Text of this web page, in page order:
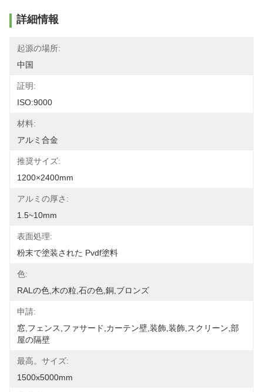
詳細情報
起源の場所:
中国
証明:
ISO:9000
材料:
アルミ合金
推奨サイズ:
1200×2400mm
アルミの厚さ:
1.5~10mm
表面処理:
粉末で塗装された Pvdf塗料
色:
RALの色,木の粒,石の色,銅,ブロンズ
申請:
窓,フェンス,ファサード,カーテン壁,装飾,装飾,スクリーン,部
屋の隔壁
最高。サイズ:
1500x5000mm